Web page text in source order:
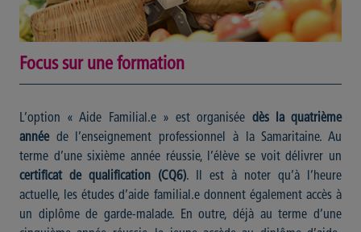
Focus sur une formation
L’option « Aide Familial.e » est organisée dès la quatrième
annéede l’enseignement professionnel à la Samaritaine. Au
terme d’une sixième année réussie, l’élève se voit délivrer un
certificat de qualification (CQ6). Il est à noter qu’à l’heure
actuelle, les études d’aide familial.e donnent également accès à
un diplôme de garde-malade. En outre, déjà au terme d’une